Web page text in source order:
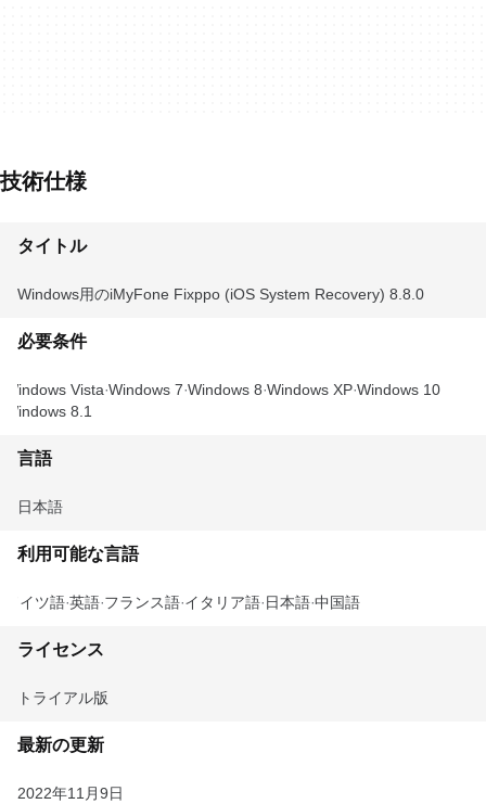
技術仕様
タイトル
Windows用のiMyFone Fixppo (iOS System Recovery) 8.8.0
必要条件
Windows Vista Windows 7 Windows 8 Windows XP Windows 10
Windows 8.1
言語
日本語
利用可能な言語
ドイツ語 英語 フランス語 イタリア語 日本語 中国語
ライセンス
トライアル版
最新の更新
2022年11月9日